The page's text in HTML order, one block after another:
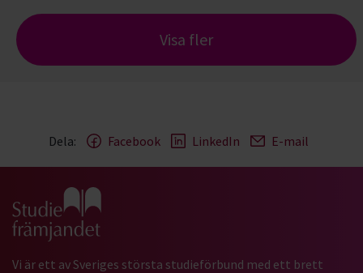
Visa fler
Dela: Facebook LinkedIn E-mail
Gå till studiefrämjandets startsida
Vi är ett av Sveriges största studieförbund med ett brett